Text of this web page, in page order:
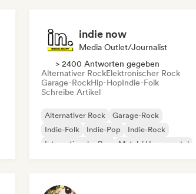
indie now
Media Outlet/Journalist
> 2400 Antworten gegeben
Alternativer RockElektronischer Rock
Garage-RockHip-HopIndie-Folk
Schreibe Artikel
Alternativer Rock
Garage-Rock
Indie-Folk
Indie-Pop
Indie-Rock
Internationaler Rap
Metal / Heavy metal